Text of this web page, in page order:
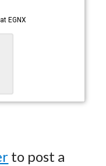
atEGNX
to post a